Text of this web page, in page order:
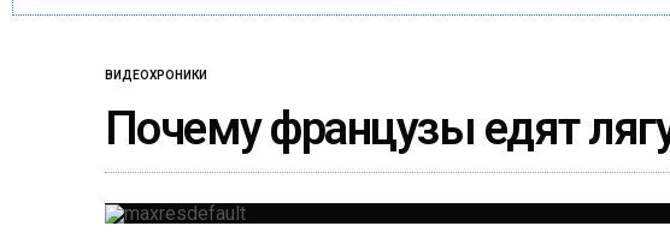
ВИДЕОХРОНИКИ
Почему французы едят